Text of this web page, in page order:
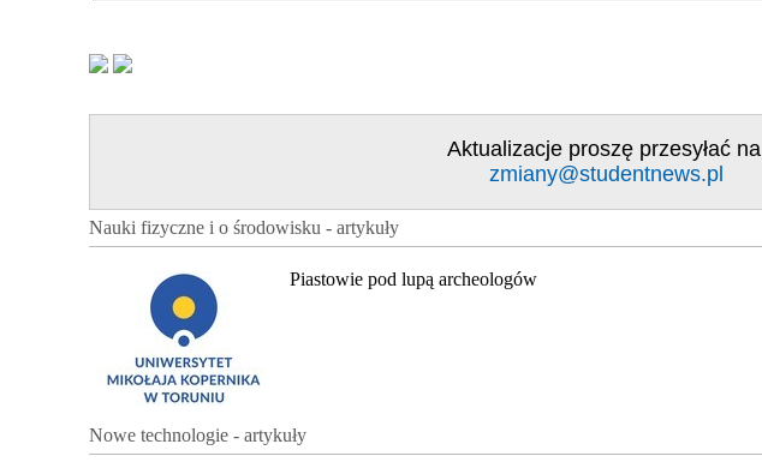
Aktualizacje proszę przesyłać na
zmiany@studentnews.pl
Nauki fizyczne i o środowisku - artykuły
Piastowie pod lupą archeologów
Nowe technologie - artykuły